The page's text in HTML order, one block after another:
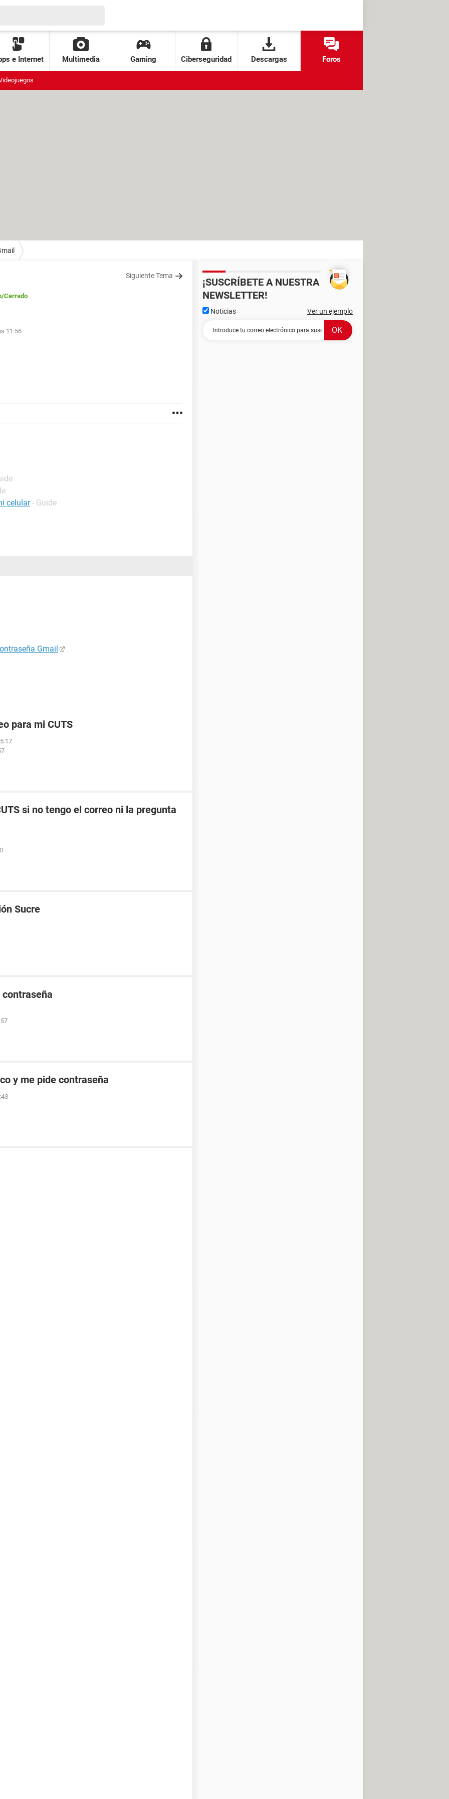
e Internet Multimedia Gaming Ciberseguridad Descargas Foros
Siguiente Tema
/Cerrado
11:56
celular - Guide
Gmail
para mi CUTS
si no tengo el correo ni la pregunta
Sucre
y me pide contraseña
¡SUSCRÍBETE A NUESTRA
NEWSLETTER!
Noticias Ver un ejemplo